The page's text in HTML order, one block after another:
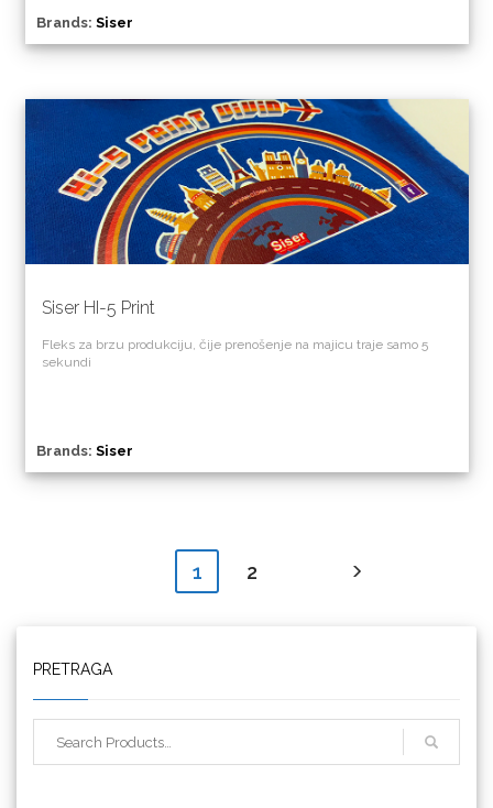
Brands: Siser
Siser HI-5 Print
Fleks za brzu produkciju, čije prenošenje na majicu traje samo 5
sekundi
Brands: Siser
1 2
PRETRAGA